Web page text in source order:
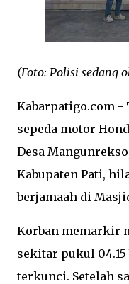
(Foto: Polisi sedang
Kabarpatigo.com -
sepeda motor
Desa
Kabupaten Pati,
berjamaah di
Korban memarkir
sekitar pukul
terkunci. Setelah